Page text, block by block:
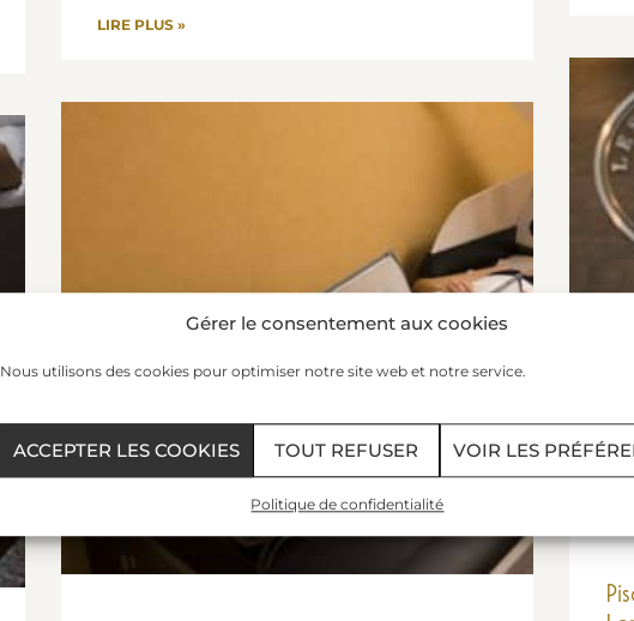
Gérer le consentement aux cookies
Nous utilisons des cookies pour optimiser notre site web et notre service.
ACCEPTER LES COOKIES TOUT REFUSER VOIR LES
Politique de confidentialité
LIRE PLUS »